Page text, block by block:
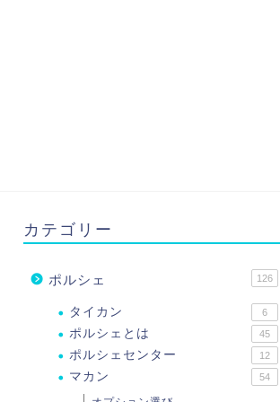
カテゴリー
ポルシェ 126
タイカン 6
ポルシェとは 45
ポルシェセンター 12
マカン 54